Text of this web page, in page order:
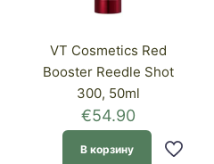
VT Cosmetics Red
Booster Reedle Shot
300, 50ml
€54.90
В корзину